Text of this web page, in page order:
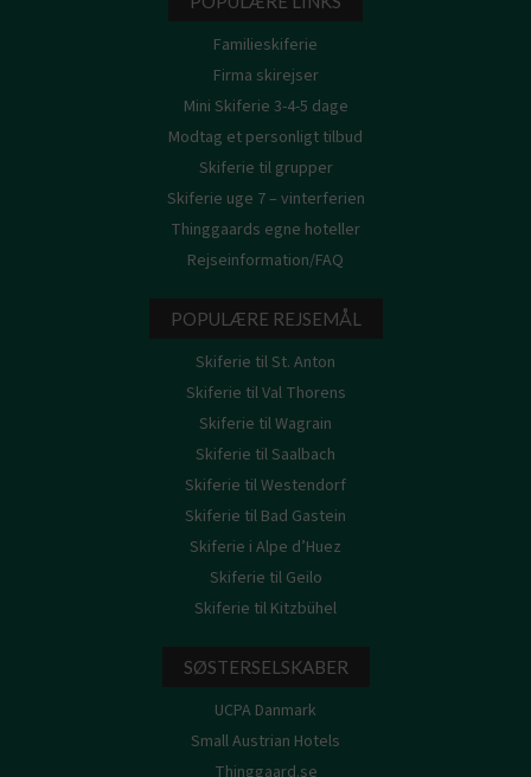
Familieskiferie
Firma skirejser
Mini Skiferie 3-4-5 dage
Modtag et personligt tilbud
Skiferie til grupper
Skiferie uge 7 – vinterferien
Thinggaards egne hoteller
Rejseinformation/FAQ
POPULÆRE REJSEMÅL
Skiferie til St. Anton
Skiferie til Val Thorens
Skiferie til Wagrain
Skiferie til Saalbach
Skiferie til Westendorf
Skiferie til Bad Gastein
Skiferie i Alpe d’Huez
Skiferie til Geilo
Skiferie til Kitzbühel
SØSTERSELSKABER
UCPA Danmark
Small Austrian Hotels
Thinggaard.se